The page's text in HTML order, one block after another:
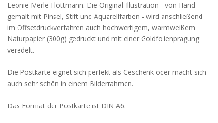
Leonie Merle Flöttmann. Die Original-Illustration - von Hand
gemalt mit Pinsel, Stift und Aquarellfarben - wird anschließend
im Offsetdruckverfahren auch hochwertigem, warmweißem
Naturpapier (300g) gedruckt und mit einer Goldfolienprägung
veredelt.
Die Postkarte eignet sich perfekt als Geschenk oder macht sich
auch sehr schön in einem Bilderrahmen.
Das Format der Postkarte ist DIN A6.